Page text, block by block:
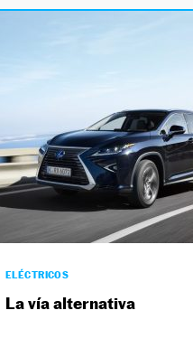
ELÉCTRICOS
La vía alternativa